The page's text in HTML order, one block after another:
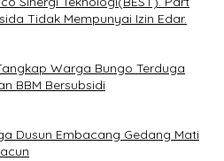
Tidak Mempunyai Izin Edar.
Warga Bungo Terduga
BBM Bersubsidi
Dusun Embacang Gedang Mati